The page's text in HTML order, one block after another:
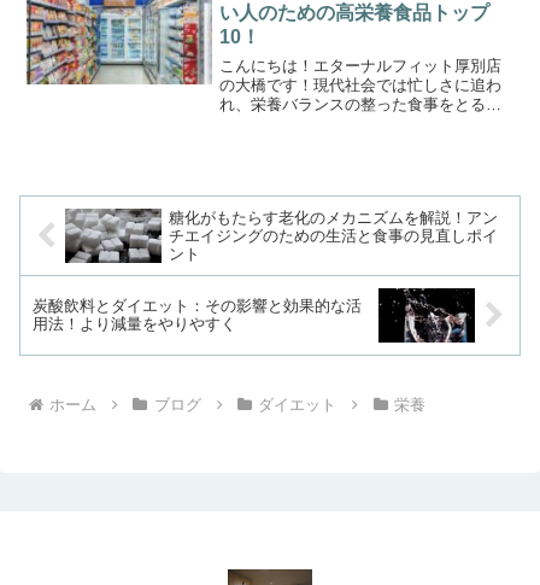
い人のための高栄養食品トップ
10！
こんにちは！エターナルフィット厚別店
の大橋です！現代社会では忙しさに追わ
れ、栄養バランスの整った食事をとるの
糖化がもたらす老化のメカニズムを解説！アン
チエイジングのための生活と食事の見直しポイ
ント
炭酸飲料とダイエット：その影響と効果的な活
用法！より減量をやりやすく
ホーム ブログ ダイエット 栄養